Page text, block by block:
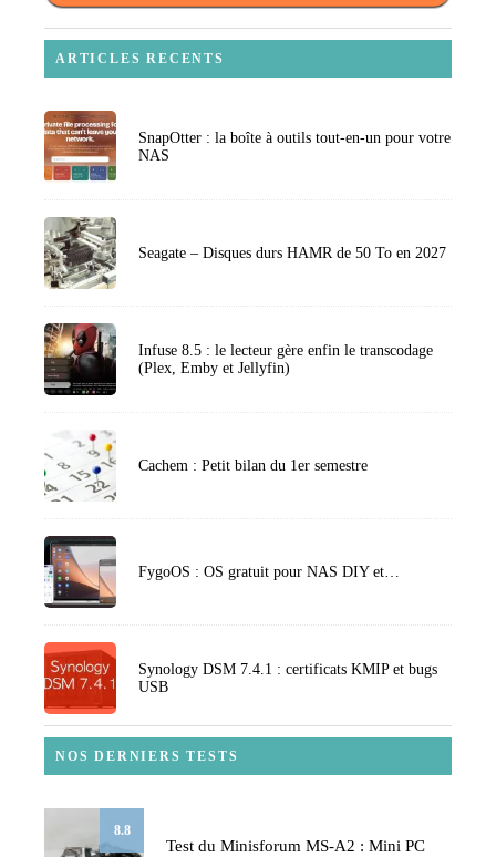
ARTICLES RECENTS
SnapOtter : la boîte à outils tout-en-un pour votre
NAS
Seagate – Disques durs HAMR de 50 To en 2027
Infuse 8.5 : le lecteur gère enfin le transcodage
(Plex, Emby et Jellyfin)
Cachem : Petit bilan du 1er semestre
FygoOS : OS gratuit pour NAS DIY et…
Synology DSM 7.4.1 : certificats KMIP et bugs
USB
NOS DERNIERS TESTS
8.8
Test du Minisforum MS-A2 : Mini PC